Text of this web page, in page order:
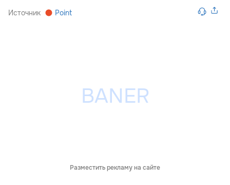
Источник Point
Разместить рекламу на сайте